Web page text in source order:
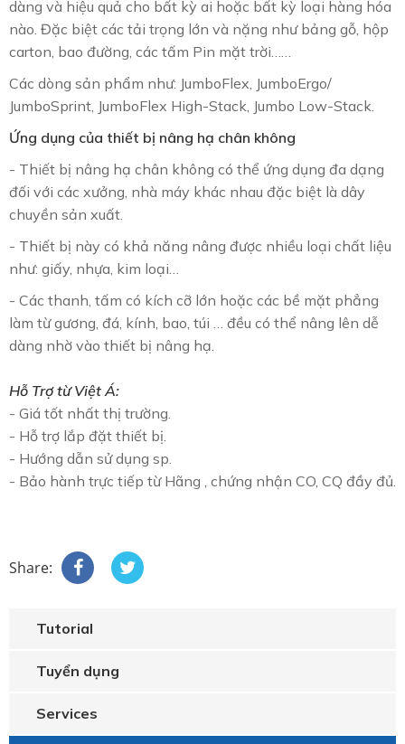
dàng và hiệu quả cho bất kỳ ai hoặc bất kỳ loại hàng hóa
nào. Đặc biệt các tải trọng lớn và nặng như bảng gỗ, hộp
carton, bao đường, các tấm Pin mặt trời……
Các dòng sản phẩm như: JumboFlex, JumboErgo/
JumboSprint, JumboFlex High-Stack, Jumbo Low-Stack.
Ứng dụng của thiết bị nâng hạ chân không
- Thiết bị nâng hạ chân không có thể ứng dụng đa dạng
đối với các xưởng, nhà máy khác nhau đặc biệt là dây
chuyền sản xuất.
- Thiết bị này có khả năng nâng được nhiều loại chất liệu
như: giấy, nhựa, kim loại…
- Các thanh, tấm có kích cỡ lớn hoặc các bề mặt phẳng
làm từ gương, đá, kính, bao, túi … đều có thể nâng lên dễ
dàng nhờ vào thiết bị nâng hạ.
Hỗ Trợ từ Việt Á:
- Giá tốt nhất thị trường.
- Hỗ trợ lắp đặt thiết bị.
- Hướng dẫn sử dụng sp.
- Bảo hành trực tiếp từ Hãng , chứng nhận CO, CQ đầy đủ.
Share:
Tutorial
Tuyển dụng
Services